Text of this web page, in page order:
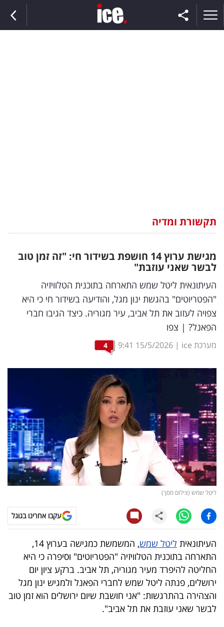
וצרכנות
דיגיטל
וטק
שיווק
ופרסום
משפט
מדדים
ומחקרים
דעות
רכילות
עסקית
קריפטו
ויראלי
טלוויזיה
עסקי
ספורט
קריירה
ולימודים
תקשורת ומדיה
מגישת ערוץ 14 חושפת בשידור חי: "זה זמן טוב
לבשר שאני עוזבת"
העיתונאית ליטל שמש התארחה בתוכנית הטלוויזיה
"הפטריוטים" בהגשת ינון מגל, והודיעה בשידור חי כי היא
צפויה לעזוב את תל אביב, עיר מגוריה. כיצד הגיבו חברי
הפאנל? | צפו
מערכת ice |
15/5/2026
9:41
4
ליטל שמש (צילום מסך)
עקבו אחרינו בגוגל
העיתונאית ליטל שמש
, המשמשת כמגישה בערוץ 14,
התארחה בתוכנית הטלוויזיה "הפטריוטים" וסיפרה כי היא
החליטה להיפרד מעיר מגוריה, תל אביב. ברקע ציון יום
ירושלים, פנתה ליטל שמש לחברי הפאנל ולמגיש ינון מגל
והצהירה בהתרגשות: "אני חושבת שיום ירושלים הוא זמן טוב
לבשר שאני עוזבת את תל אביב".